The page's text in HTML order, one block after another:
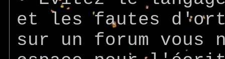
et les fautes
sur un forum